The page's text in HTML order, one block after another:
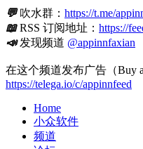
💬吹水群： https://t.me/
📖RSS 订阅地址： https://
📣发现频道 @appinnfaxian
在这个频道发布广告（Buy
https://telega.io/c/appinnfeed
Home
小众软件
频道